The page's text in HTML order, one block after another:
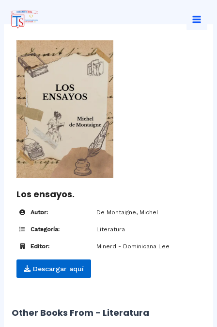
contenido
Los ensayos.
Autor: De Montaigne, Michel
Categoría: Literatura
Editor: Minerd - Dominicana Lee
Descargar aquí
Other Books From - Literatura